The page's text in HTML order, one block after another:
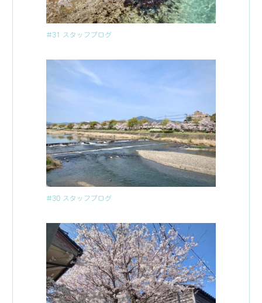
#31 スタッフブログ
#30 スタッフブログ